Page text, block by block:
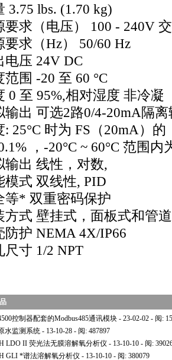
3.75 lbs. (1.70 kg)
要求（电压） 100 - 240V
要求（Hz） 50/60 Hz
电压 24V DC
范围 -20 至 60 °C
0 至 95%,相对湿度 非冷凝
输出 可选2路0/4-20mA隔
: 25°C 时为 FS（20mA）的
，-20°C ~ 60°C 范围内
输出 线性，对数,
模式 双线性, PID
等* 双重密码保护
方式 壁挂式，面板式和管
防护 NEMA 4X/IP66
尺寸 1/2 NPT
控制器配套的Modbus485通讯模块 - 23-02-02 - 阅:
水监测系统 - 13-10-28 - 阅: 487897
LDO II 荧光法无膜溶解氧分析仪 - 13-10-10 - 阅:
GLI *谱法溶解氧分析仪 - 13-10-10 - 阅: 380079